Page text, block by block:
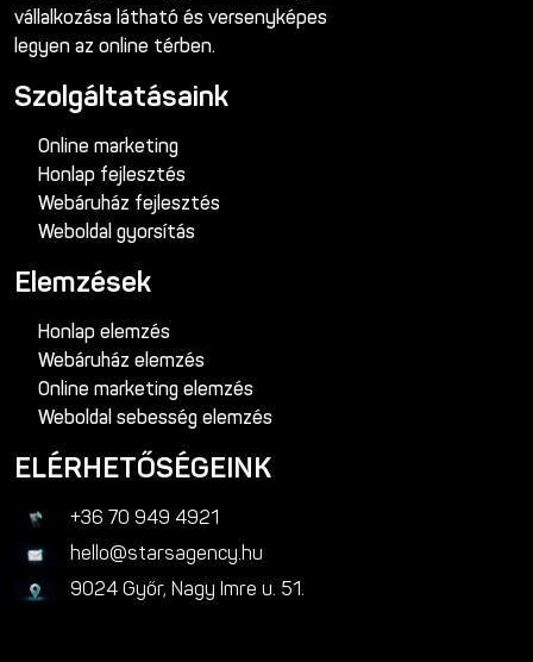
vállalkozása látható és versenyképes
legyen az online térben.
Szolgáltatásaink
Online marketing
Honlap fejlesztés
Webáruház fejlesztés
Weboldal gyorsítás
Elemzések
Honlap elemzés
Webáruház elemzés
Online marketing elemzés
Weboldal sebesség elemzés
ELÉRHETŐSÉGEINK
+36 70 949 4921
hello@starsagency.hu
9024 Győr, Nagy Imre u. 51.